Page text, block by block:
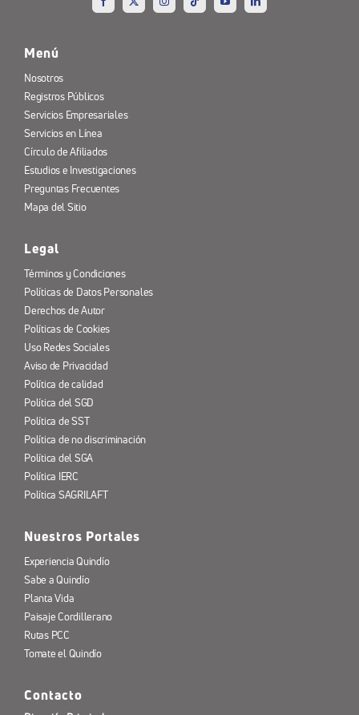
Menú
Nosotros
Registros Públicos
Servicios Empresariales
Servicios en Línea
Círculo de Afiliados
Estudios e Investigaciones
Preguntas Frecuentes
Mapa del Sitio
Legal
Términos y Condiciones
Políticas de Datos Personales
Derechos de Autor
Políticas de Cookies
Uso Redes Sociales
Aviso de Privacidad
Política de calidad
Política del SGD
Política de SST
Política de no discriminación
Política del SGA
Política IERC
Política SAGRILAFT
Nuestros Portales
Experiencia Quindío
Sabe a Quindío
Planta Vida
Paisaje Cordillerano
Rutas PCC
Tomate el Quindío
Contacto